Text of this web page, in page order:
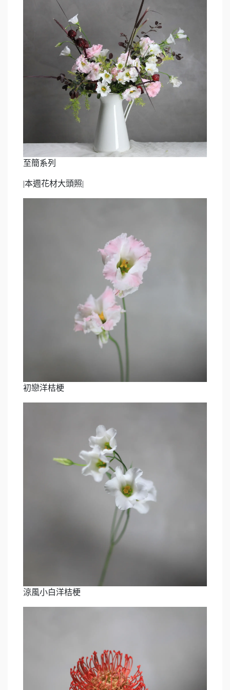
至簡系列
|本週花材大頭照|
初戀洋桔梗
涼風小白洋桔梗